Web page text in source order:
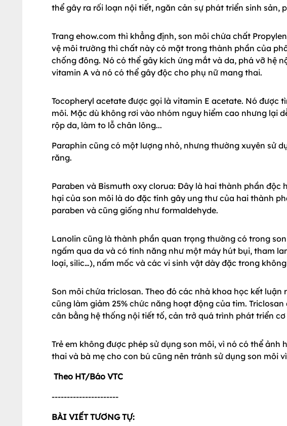
thể gây ra rối loạn nội tiết, ngăn cản sự phát triển sinh sản,
Trang ehow.com thì khẳng định, son môi chứa chất
vệ môi trường thì chất này có mặt trong thành phần của
chống đông. Nó có thể gây kích ứng mắt và da, phá vỡ hệ
vitamin A và nó có thể gây độc cho phụ nữ mang thai.
Tocopheryl acetate được gọi là vitamin E acetate. Nó được
môi. Mặc dù không rơi vào nhóm nguy hiểm cao nhưng lại
rộp da, làm to lỗ chân lông...
Paraphin cũng có một lượng nhỏ, nhưng thường xuyên sử
răng.
Paraben và Bismuth oxy clorua: Đây là hai thành phần độc
hại của son môi là do đặc tính gây ung thư của hai thành
paraben và cũng giống như formaldehyde.
Lanolin cũng là thành phần quan trọng thường có trong
ngấm qua da và có tính năng như một máy hút bụi, tham
loại, silic…), nấm mốc và các vi sinh vật dày đặc trong
Son môi chứa triclosan. Theo đó các nhà khoa học kết
cũng làm giảm 25% chức năng hoạt động của tim.
cân bằng hệ thống nội tiết tố, cản trở quá trình phát triển
Trẻ em không được phép sử dụng son môi, vì nó có thể
thai và bà mẹ cho con bú cũng nên tránh sử dụng son môi
Theo HT/Báo VTC
----------------------
BÀI VIẾT TƯƠNG TỰ: